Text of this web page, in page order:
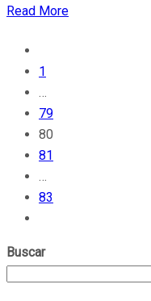
Read More
1
…
79
80
81
…
83
Buscar